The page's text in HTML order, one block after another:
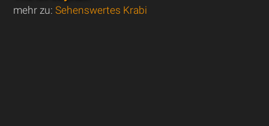
mehr zu:Sehenswertes Krabi